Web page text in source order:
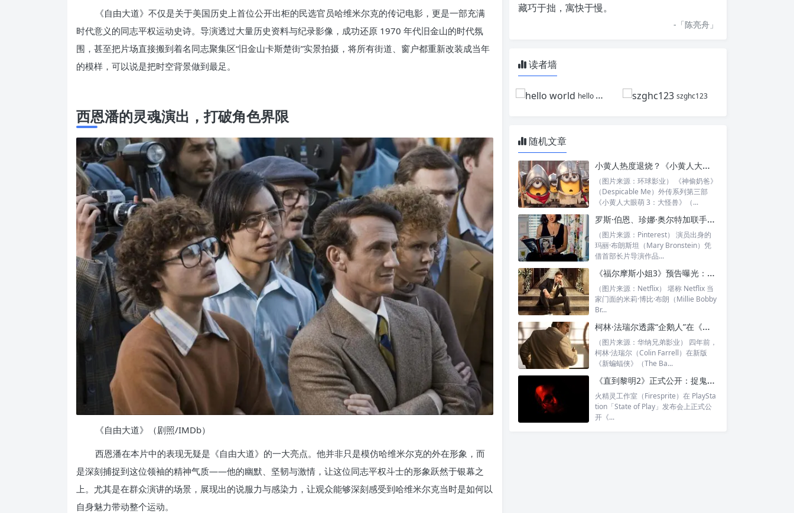
《自由大道》不仅是关于美国历史上首位公开出柜的民选官员哈维米尔克的传记电影，更是一部充满
时代意义的同志平权运动史诗。导演透过大量历史资料与纪录影像，成功还原 1970 年代旧金山的时代氛
围，甚至把片场直接搬到着名同志聚集区“旧金山卡斯楚街”实景拍摄，将所有街道、窗户都重新改装成当年
的模样，可以说是把时空背景做到最足。
西恩潘的灵魂演出，打破角色界限
《自由大道》（剧照/IMDb）
西恩潘在本片中的表现无疑是《自由大道》的一大亮点。他并非只是模仿哈维米尔克的外在形象，而
是深刻捕捉到这位领袖的精神气质——他的幽默、坚韧与激情，让这位同志平权斗士的形象跃然于银幕之
上。尤其是在群众演讲的场景，展现出的说服力与感染力，让观众能够深刻感受到哈维米尔克当时是如何以
自身魅力带动整个运动。
藏巧于拙，寓快于慢。
-「陈亮舟 」
读者墙
hello world szghc123
随机文章
小黄人热度退烧？《小黄人大眼萌3：大怪兽》首周票房创系列低点
（图片来源：环球影业） 《神偷奶爸》
（Despicable Me）外传系列第三部
《小黄人大眼萌 3：大怪兽》（...
罗斯·伯恩、珍娜·奥尔特加联手《Nasty》：天才体操选手最大的敌人，竟是教练
（图片来源：Pinterest） 演员出身的
玛丽·布朗斯坦（Mary Bronstein）凭
借首部长片导演作品...
《福尔摩斯小姐3》预告曝光：艾诺拉婚礼被搅局，亨利·卡维尔版夏洛克竟遭绑架
（图片来源：Netflix） 堪称 Netflix 当
家门面的米莉·博比·布朗（Millie Bobby
Br...
柯林·法瑞尔透露“企鹅人”在《新蝙蝠侠2》仅登场两场：剧本堪称当代大师之作
（图片来源：华纳兄弟影业） 四年前，
柯林·法瑞尔（Colin Farrell）在新版
《新蝙蝠侠》（The Ba...
《直到黎明2》正式公开：捉鬼团队登上热带孤岛，2027年登陆PS5
火精灵工作室（Firesprite）在 PlaySta
tion「State of Play」发布会上正式公
开《...